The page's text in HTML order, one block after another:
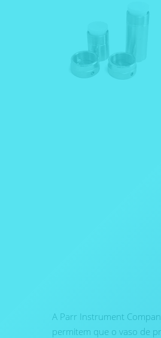
A Parr Instrument
permitem que o vaso de